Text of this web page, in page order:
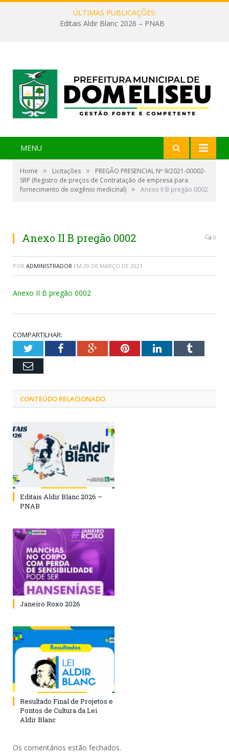
ÚLTIMAS PUBLICAÇÕES:
Editais Aldir Blanc 2026 – PNAB
MENU
Home » Licitações »
PREGÃO PRESENCIAL Nº 9/2021-00002-
SRP (Registro de preços de Contratação de empresa para
fornecimento de oxigênio medicinal) » Anexo II B pregão 0002
Anexo II B pregão 0002 0
POR ADMINISTRADOR EM 29 DE MARÇO DE 2021
Anexo II B pregão 0002
COMPARTILHAR:
TwitterFacebookGoogle+PinterestLinkedInTumblr
Email
CONTEÚDO RELACIONADO
Editais Aldir Blanc 2026 –
PNAB
Janeiro Roxo 2026
Resultado Final de Projetos e
Pontos de Cultura da Lei
Aldir Blanc
Os comentários estão fechados.